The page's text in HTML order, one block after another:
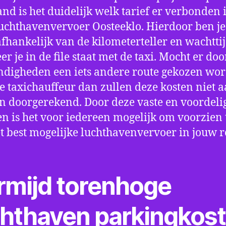
is het duidelijk welk tarief er verbonden
Oosteeklo. Hierdoor ben
van de kilometerteller en
je in de file staat met de taxi. Mocht er
een iets andere route gekozen
taxichauffeur dan zullen deze kosten niet
doorgerekend. Door deze vaste en
is het voor iedereen mogelijk om voorzien
best mogelijke luchthavenvervoer in jouw
torenhoge